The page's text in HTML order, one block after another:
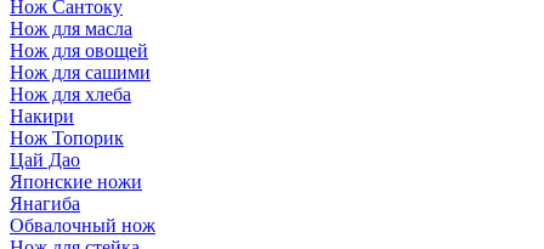
Нож Сантоку
Нож для масла
Нож для овощей
Нож для сашими
Нож для хлеба
Накири
Нож Топорик
Цай Дао
Японские ножи
Янагиба
Обвалочный нож